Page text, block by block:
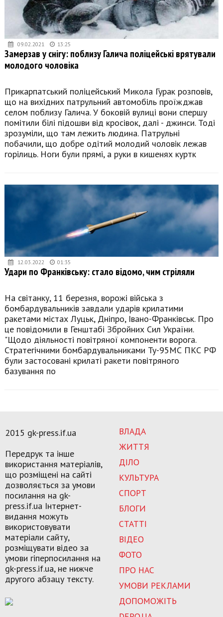
09.02.2021 13:25
Замерзав у снігу: поблизу Галича поліцейські врятували
молодого чоловіка
Прикарпатський поліцейський Микола Гурак розповів,
що на вихідних патрульний автомобіль проїжджав
селом поблизу Галича. У боковій вулиці вони спершу
помітили білі підошви від кросівок, далі - джинси. Тоді
зрозуміли, що там лежить людина. Патрульні
побачили, що добре одітий молодий чоловік лежав
горілиць. Ноги були прямі, а руки в кишенях куртк
12.03.2022 01:35
Удари по Франківську: стало відомо, чим стріляли
На світанку, 11 березня, ворожі війська з
бомбардувальників завдали ударів крилатими
ракетами містах Луцьк, Дніпро, Івано-Франківськ. Про
це повідомили в Генштабі Збройних Сил України.
"Щодо діяльності повітряної компоненти ворога.
Стратегічними бомбардувальниками Ту-95МС ПКС РФ
були застосовані крилаті ракети повітряного
базування по
ВЛАДА
ЖИТТЯ
ДІЛО
КУЛЬТУРА
СПОРТ
БЛОГИ
СТАТТІ
ВІДЕО
ФОТО
ПРО НАС
УМОВИ РЕКЛАМИ
ДОПОМОЖІТЬ
2015 gk-press.if.ua
Передрук та інше
використання матеріалів,
що розміщені на сайті
дозволяється за умови
посилання на gk-
press.if.ua Інтернет-
видання можуть
використовувати
матеріали сайту,
розміщувати відео за
умови гіперпосилання на
gk-press.if.ua, не нижче
другого абзацу тексту.